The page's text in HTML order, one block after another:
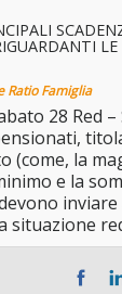
LE
Ratio Famiglia
28 Red
(come, la
e la
inviare
situazione